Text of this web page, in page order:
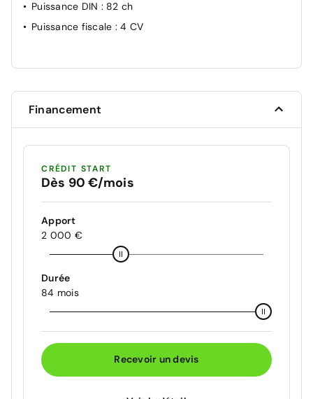
Puissance DIN : 82 ch
Puissance fiscale : 4 CV
Financement
CRÉDIT START
Dès 90 €/mois
Apport
2 000 €
Durée
84 mois
Recevoir un devis